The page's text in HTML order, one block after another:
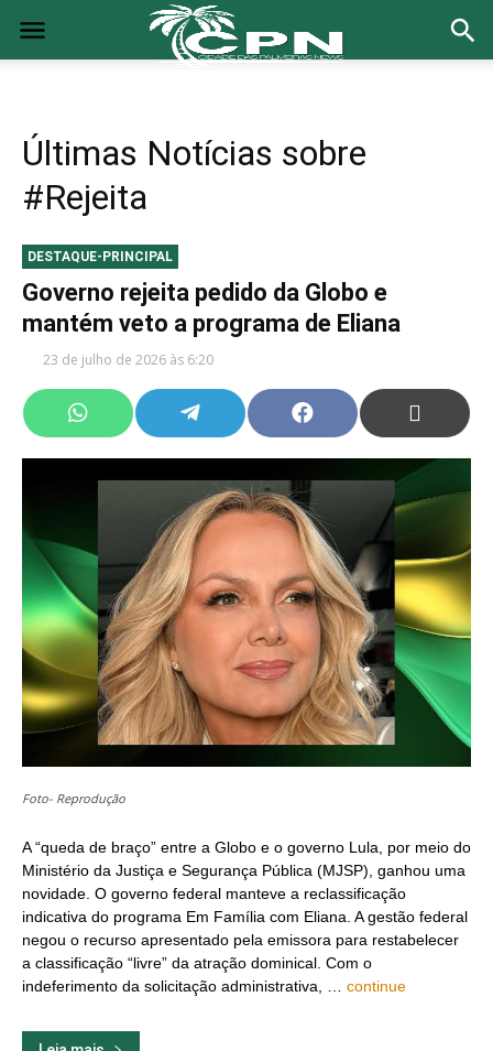
Últimas Notícias sobre
#Rejeita
DESTAQUE-PRINCIPAL
Governo rejeita pedido da Globo e
mantém veto a programa de Eliana
23 de julho de 2026 às 6:20
Share
on
Share
on
Share
on
Share
on
(Twitter)
Foto- Reprodução
A “queda de braço” entre a Globo e o governo Lula, por meio do
Ministério da Justiça e Segurança Pública (MJSP), ganhou uma
novidade. O governo federal manteve a reclassificação
indicativa do programa Em Família com Eliana. A gestão federal
negou o recurso apresentado pela emissora para restabelecer
a classificação “livre” da atração dominical. Com o
indeferimento da solicitação administrativa, … continue